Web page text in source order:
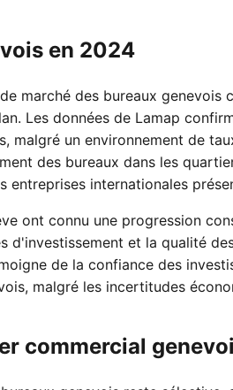
en 2024
marché des bureaux genevois
Les données de Lamap
malgré un environnement de
des bureaux dans les
internationales
ont connu une progression
d'investissement et la qualité
de la confiance des
malgré les incertitudes
commercial